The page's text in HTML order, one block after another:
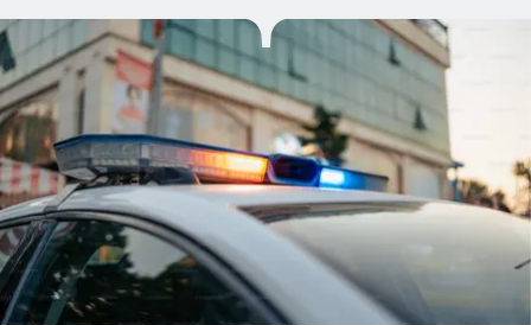
English (United States)
Spanish (Spain)
Spanish (Latin America)
German
French